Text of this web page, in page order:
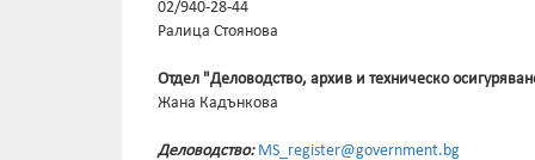
02/940-28-44
Ралица Стоянова
Отдел "Деловодство, архив и техническо
Жана Кадънкова
Деловодство: MS_register@government.bg